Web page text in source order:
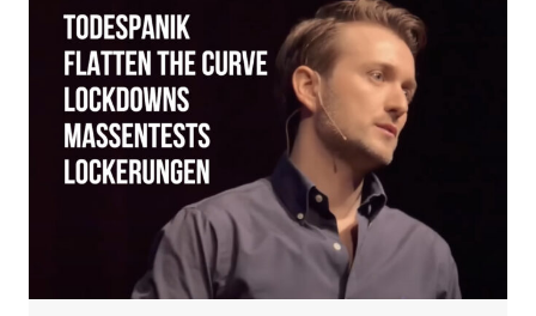
BUYX,
A
AMENINȚAT
PRESA:
VEȚI
FI
IMPLICAȚI
DACĂ
ÎNCEPEȚI
SĂ
RAPORTAȚI